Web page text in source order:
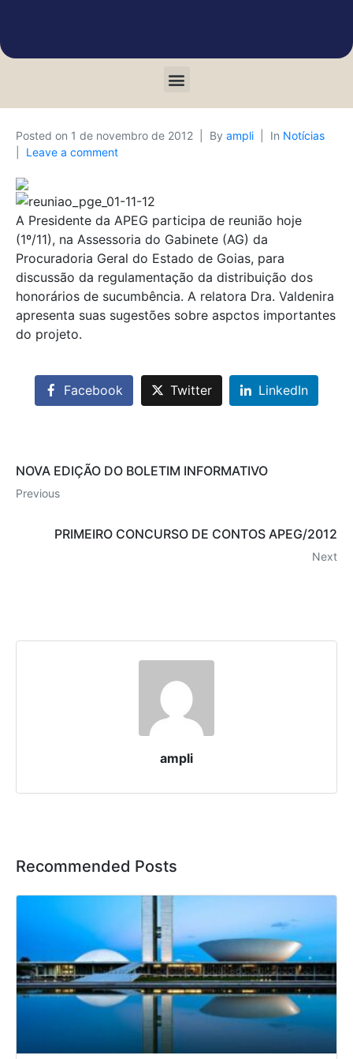
Posted on 1 de novembro de 2012 By ampli In Notícias
Leave a comment
A Presidente da APEG participa de reunião hoje
(1º/11), na Assessoria do Gabinete (AG) da
Procuradoria Geral do Estado de Goias, para
discussão da regulamentação da distribuição dos
honorários de sucumbência. A relatora Dra. Valdenira
apresenta suas sugestões sobre aspctos importantes
do projeto.
Facebook Twitter LinkedIn
NOVA EDIÇÃO DO BOLETIM INFORMATIVO
Previous
PRIMEIRO CONCURSO DE CONTOS APEG/2012
Next
ampli
Recommended Posts